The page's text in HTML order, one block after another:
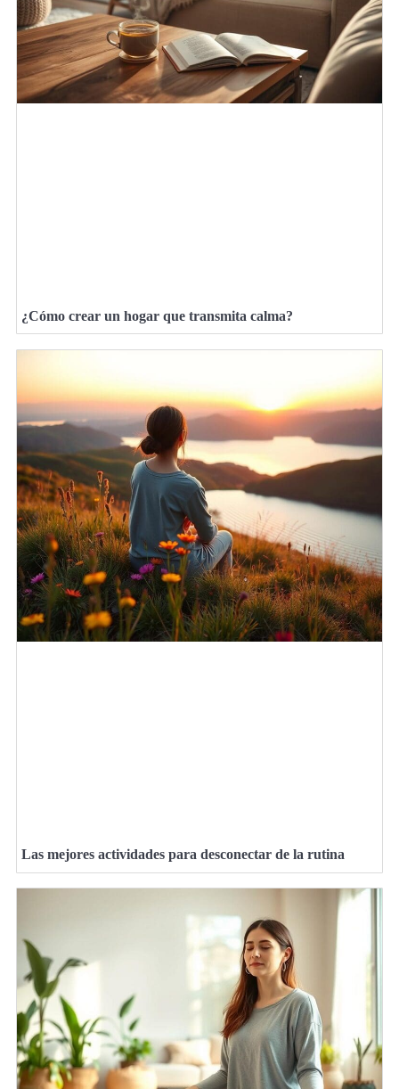
¿Cómo crear un hogar que transmita calma?
Las mejores actividades para desconectar de la rutina